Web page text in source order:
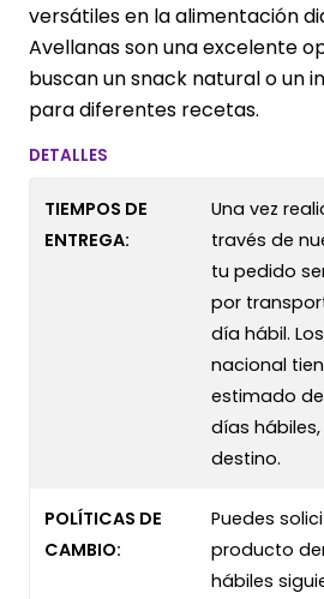
versátiles en la alimentación
Avellanas son una excelente
buscan un snack natural o un
para diferentes recetas.
DETALLES
TIEMPOS DE
ENTREGA:
Una vez
través de
tu pedido
por
día hábil.
nacional
estimado
días
destino.
POLÍTICAS DE
CAMBIO:
Puedes
producto
hábiles